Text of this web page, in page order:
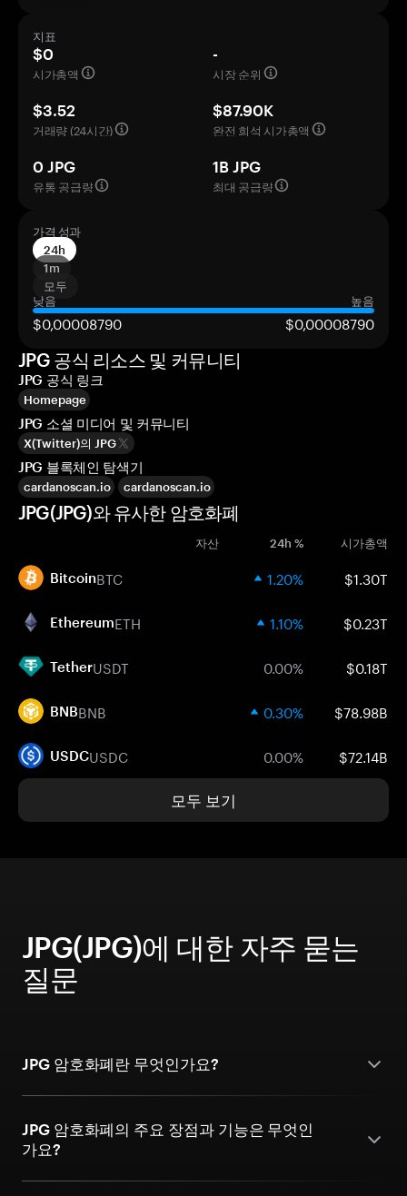
지표
$0
시가총액
-
시장 순위
$3.52
거래량 (24시간)
$87.90K
완전 희석 시가총액
0 JPG
유통 공급량
1B JPG
최대 공급량
가격 성과
24h
1m
모두
낮음
높음
$0,00008790
$0,00008790
JPG 공식 리소스 및 커뮤니티
JPG 공식 링크
Homepage
JPG 소셜 미디어 및 커뮤니티
X(Twitter)의 JPG
JPG 블록체인 탐색기
cardanoscan.io cardanoscan.io
JPG(JPG)와 유사한 암호화폐
자산 24h % 시가총액
BitcoinBTC 1.20% $1.30T
EthereumETH 1.10% $0.23T
TetherUSDT 0.00% $0.18T
BNBBNB 0.30% $78.98B
USDCUSDC 0.00% $72.14B
모두 보기
JPG(JPG)에 대한 자주 묻는
질문
JPG 암호화폐란 무엇인가요?
JPG 암호화폐의 주요 장점과 기능은 무엇인
가요?